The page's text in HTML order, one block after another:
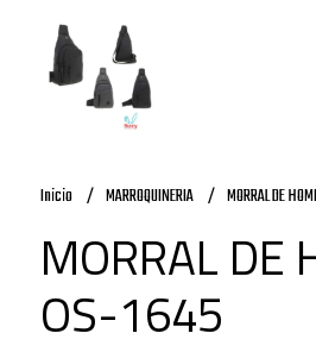
Inicio MARROQUINERIA MORRAL DE
MORRAL DE
OS-1645